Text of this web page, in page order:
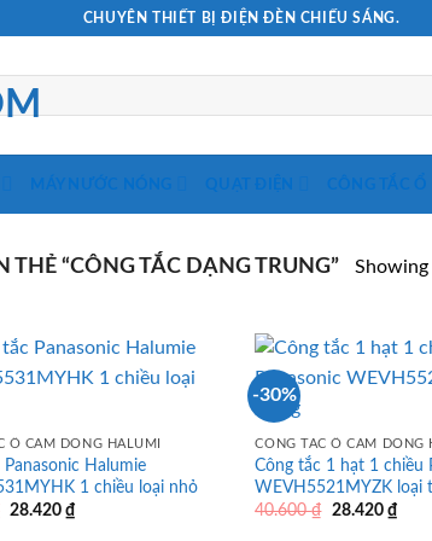
CHUYÊN THIẾT BỊ ĐIỆN ĐÈN CHIẾU SÁNG.
MÁY NƯỚC NÓNG QUẠT ĐIỆN CÔNG TẮC
“CÔNG TẮC DẠNG TRUNG”
Ổ CẮM DÒNG HALUMI
Halumie
1 chiều loại nhỏ
Giá
28.420₫
-30%
CÔNG TẮC Ổ CẮM DÒNG
Công tắc 1 hạt 1 chiều
WEVH5521MYZK loại
40.600₫ Giá
28.420 ₫Giá